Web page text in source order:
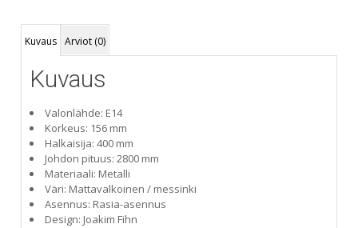
Kuvaus Arviot (0)
Kuvaus
Valonlähde: E14
Korkeus: 156 mm
Halkaisija: 400 mm
Johdon pituus: 2800 mm
Materiaali: Metalli
Väri: Mattavalkoinen / messinki
Asennus: Rasia-asennus
Design: Joakim Fihn